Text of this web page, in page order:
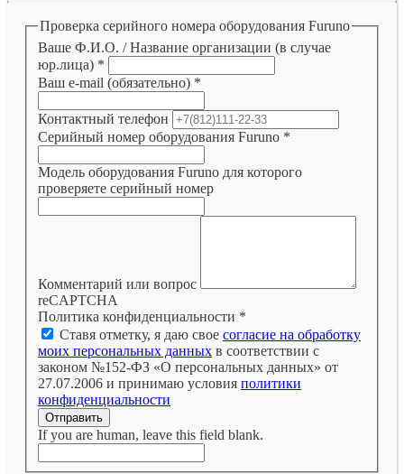
Проверка серийного номера оборудования Furuno
Ваше Ф.И.О. / Название организации (в случае
юр.лица) *
Ваш e-mail (обязательно) *
Контактный телефон
Серийный номер оборудования Furuno *
Модель оборудования Furuno для которого
проверяете серийный номер
Комментарий или вопрос
reCAPTCHA
Политика конфиденциальности *
Ставя отметку, я даю свое согласие на обработку
моих персональных данных в соответствии с
законом №152-ФЗ «О персональных данных» от
27.07.2006 и принимаю условия политики
конфиденциальности
Отправить
If you are human, leave this field blank.